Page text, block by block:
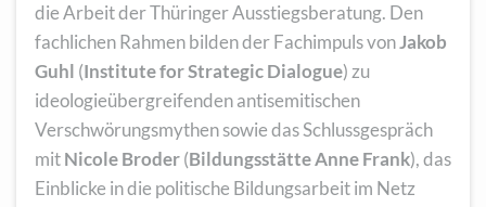
die Arbeit der Thüringer Ausstiegsberatung. Den
fachlichen Rahmen bilden der Fachimpuls vonJakob
Guhl (Institute for Strategic Dialogue) zu
ideologieübergreifenden antisemitischen
Verschwörungsmythen sowie das Schlussgespräch
mitNicole Broder(Bildungsstätte Anne Frank), das
Einblicke in die politische Bildungsarbeit im Netz